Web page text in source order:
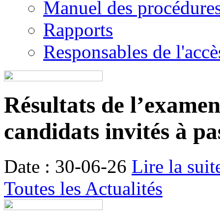
Manuel des
Rapports
Responsables de
Résultats de
candidats invités à
Date : 30-06-26 Lire la
Toutes les Actualités